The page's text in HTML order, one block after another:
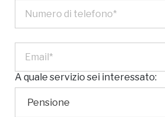
A quale servizio sei interessato: